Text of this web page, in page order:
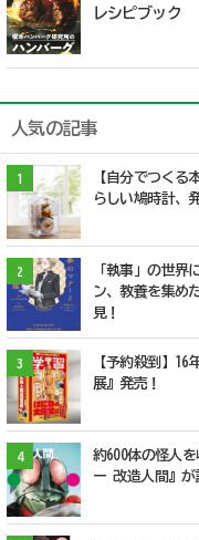
レシピブック
人気の記事
1
【自分でつくる
らしい鳩時計、
2
「執事」の世
ン、教養を集め
見！
3
【予約殺到】
展』発売！
4
約600体の怪人
ー 改造人間』が